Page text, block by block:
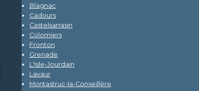
Blagnac
Cadours
Castelsarrasin
Colomiers
Fronton
Grenade
L'Isle-Jourdain
Lavaur
Montastruc-la-Conseillère